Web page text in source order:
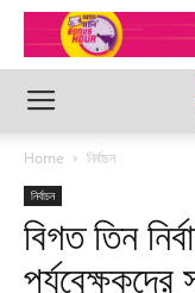
Home নির্বাচন
নির্বাচন
বিগত তিন